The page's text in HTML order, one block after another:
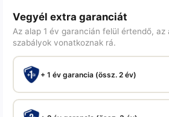
Vegyél extra garanciát
Az alap 1 év garancián felül értendő, az
szabályok vonatkoznak rá.
+ 1 év garancia (össz. 2 év)